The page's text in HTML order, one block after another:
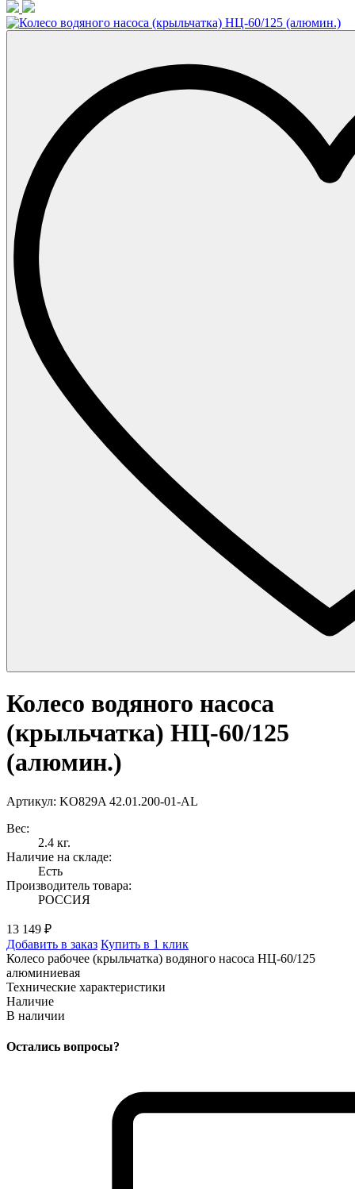
Колесо водяного насоса
(крыльчатка) НЦ-60/125
(алюмин.)
Артикул: KO829A 42.01.200-01-AL
Вес:
2.4 кг.
Наличие на складе:
Есть
Производитель товара:
РОССИЯ
13 149 ₽
Добавить в заказ Купить в 1 клик
Колесо рабочее (крыльчатка) водяного насоса НЦ-60/125
алюминиевая
Технические характеристики
Наличие
В наличии
Остались вопросы?